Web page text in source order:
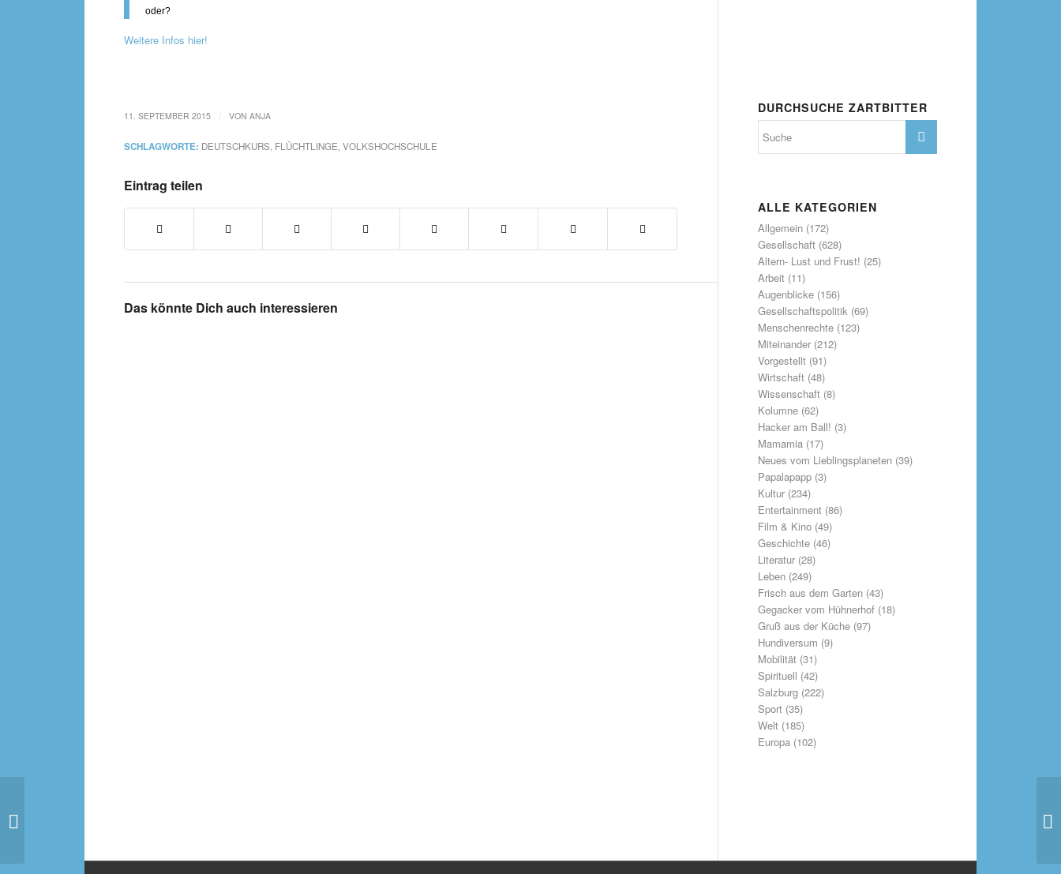
oder?
Weitere Infos hier!
11. SEPTEMBER 2015 VON ANJA
SCHLAGWORTE: DEUTSCHKURS, FLÜCHTLINGE, VOLKSHOCHSCHULE
Eintrag teilen
Das könnte Dich auch interessieren
DURCHSUCHE ZARTBITTER
ALLE KATEGORIEN
Allgemein(172)
Gesellschaft(628)
Altern- Lust und Frust! (25)
Arbeit(11)
Augenblicke(156)
Gesellschaftspolitik(69)
Menschenrechte(123)
Miteinander(212)
Vorgestellt(91)
Wirtschaft(48)
Wissenschaft(8)
Kolumne(62)
Hacker am Ball! (3)
Mamamia(17)
Neues vom Lieblingsplaneten(39)
Papalapapp(3)
Kultur(234)
Entertainment(86)
Film & Kino(49)
Geschichte(46)
Literatur(28)
Leben(249)
Frisch aus dem Garten(43)
Gegacker vom Hühnerhof(18)
Gruß aus der Küche(97)
Hundiversum (9)
Mobilität(31)
Spirituell (42)
Salzburg(222)
Sport(35)
Welt(185)
Europa(102)